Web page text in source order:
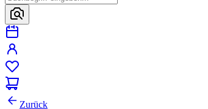
Zurück